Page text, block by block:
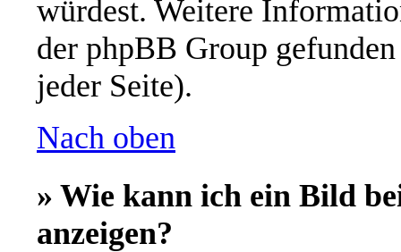
würdest. Weitere
der phpBB Group
jeder Seite).
Nach oben
» Wie kann ich ein Bild
anzeigen?